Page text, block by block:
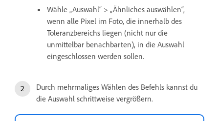
Wähle „Auswahl“ > „Ähnliches auswählen“,
wenn alle Pixel im Foto, die innerhalb des
Toleranzbereichs liegen (nicht nur die
unmittelbar benachbarten), in die Auswahl
eingeschlossen werden sollen.
Durch mehrmaliges Wählen des Befehls kannst du
die Auswahl schrittweise vergrößern.